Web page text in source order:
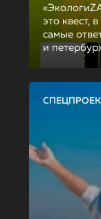
это квест,
самые
и